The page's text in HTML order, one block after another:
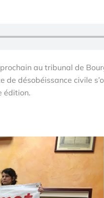
au tribunal de
de désobéissance civile
édition.